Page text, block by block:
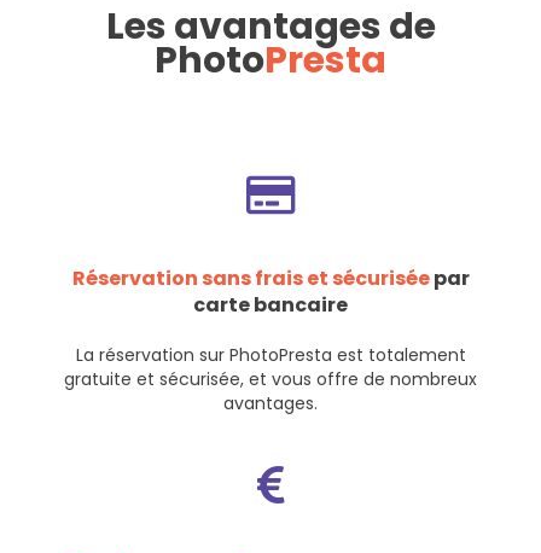
Les avantages de
PhotoPresta
Réservation sans frais et sécuriséepar
carte bancaire
La réservation sur PhotoPresta est totalement
gratuite et sécurisée, et vous offre de nombreux
avantages.